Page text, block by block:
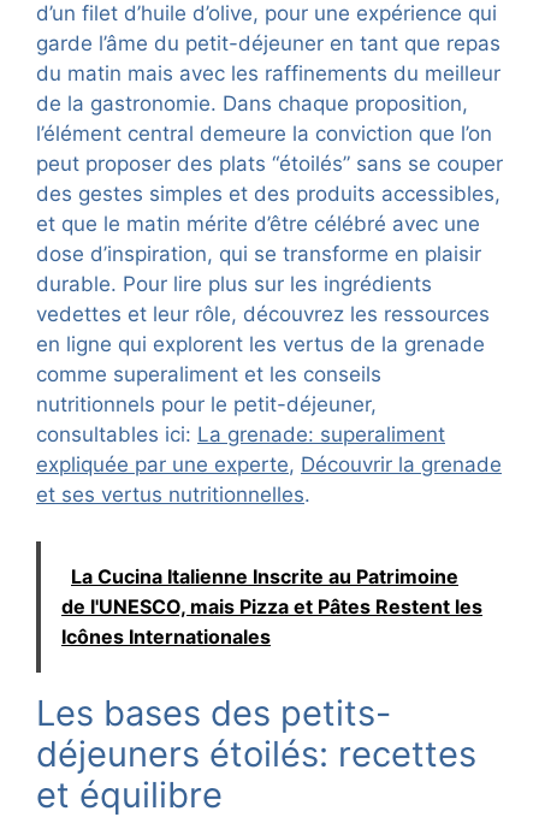
d’un filet d’huile d’olive, pour une expérience qui
garde l’âme du petit-déjeuner en tant que repas
du matin mais avec les raffinements du meilleur
de la gastronomie. Dans chaque proposition,
l’élément central demeure la conviction que l’on
peut proposer des plats “étoilés” sans se couper
des gestes simples et des produits accessibles,
et que le matin mérite d’être célébré avec une
dose d’inspiration, qui se transforme en plaisir
durable. Pour lire plus sur les ingrédients
vedettes et leur rôle, découvrez les ressources
en ligne qui explorent les vertus de la grenade
comme superaliment et les conseils
nutritionnels pour le petit-déjeuner,
consultables ici: La grenade: superaliment
expliquée par une experte, Découvrir la grenade
et ses vertus nutritionnelles.
La Cucina Italienne Inscrite au Patrimoine
de l'UNESCO, mais Pizza et Pâtes Restent les
Icônes Internationales
Les bases des petits-
déjeuners étoilés: recettes
et équilibre